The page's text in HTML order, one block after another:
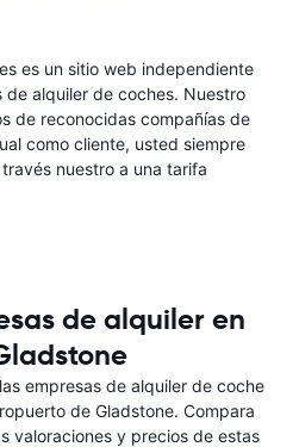
es un sitio web independiente
alquiler de coches. Nuestro
de reconocidas compañías de
como cliente, usted siempre
nuestro a una tarifa
de alquiler en
empresas de alquiler de coche
de Gladstone. Compara
valoraciones y precios de estas